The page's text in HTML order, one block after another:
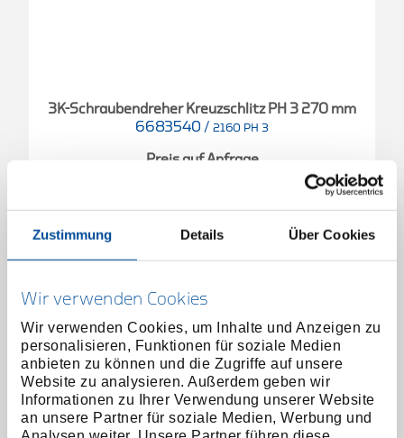
Zustimmung Details Über Cookies
Wir verwenden Cookies
Wir verwenden Cookies, um Inhalte und Anzeigen zu
personalisieren, Funktionen für soziale Medien
anbieten zu können und die Zugriffe auf unsere
Website zu analysieren. Außerdem geben wir
Informationen zu Ihrer Verwendung unserer Website
an unsere Partner für soziale Medien, Werbung und
3K-Schraubendreher Kreuzschlitz PH 3 270 mm
6683540 / 2160 PH 3
Preis auf Anfrage